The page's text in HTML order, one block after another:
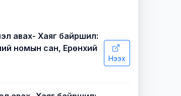
авах- Хаяг байршил:
номын сан, Ерөнхий
Нээх